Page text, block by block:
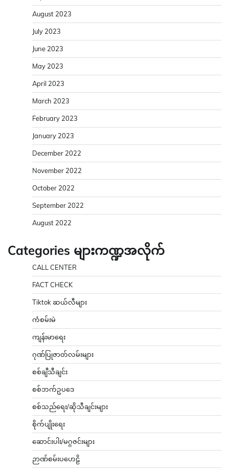
August 2023
July 2023
June 2023
May 2023
April 2023
March 2023
February 2023
January 2023
December 2022
November 2022
October 2022
September 2022
August 2022
Categories များကဏ္ဍအလိုက်
CALL CENTER
FACT CHECK
Tiktok ဆယ်လီများ
ကံစမ်းမဲ
ကျန်းမာရေး
ဂုဏ်ပြုဇာတ်လမ်းများ
စစ်ချီသီချင်း
စစ်ဘက်ဥပဒေ
စစ်သည်ရေး/ဆိုသီချင်းများ
စိုက်ပျိုးရေး
ဆောင်းပါး/မဂ္ဂဇင်းများ
ဉာဏ်စမ်းပဟေဠိ